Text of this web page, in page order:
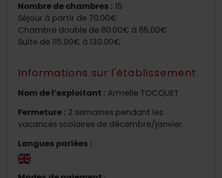
Nombre de chambres : 15
Séjour à partir de 70.00€
Chambre double de 80.00€ à 85.00€
Suite de 115.00€ à 130.00€
Informations sur l'établissement
Nom de l’exploitant : Armelle TOCQUET
Fermeture : 2 semaines pendant les
vacances scolaires de décembre/janvier.
Langues parlées :